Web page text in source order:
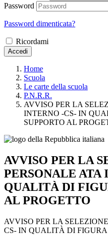
Password
Password dimenticata?
Ricordami
Accedi
Home
Scuola
Le carte della scuola
P.N.R.R.
AVVISO PER LA
INTERNO -CS- IN
SUPPORTO AL
AVVISO PER LA
PERSONALE ATA
QUALITÀ DI
AL PROGETTO
AVVISO PER LA
CS- IN QUALITÀ DI FIGURA